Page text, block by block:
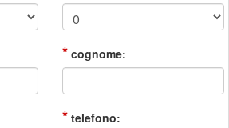
* cognome:
* telefono: